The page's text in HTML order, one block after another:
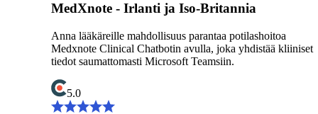
MedXnote - Irlanti ja Iso-Britannia
Anna lääkäreille mahdollisuus parantaa potilashoitoa
Medxnote Clinical Chatbotin avulla, joka yhdistää kliiniset
tiedot saumattomasti Microsoft Teamsiin.
5.0